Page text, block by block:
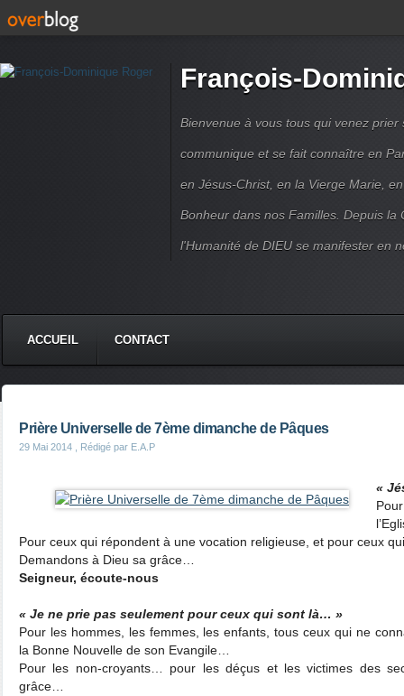
François-
Bienvenue à vous tous qui venez prier
communique et se fait connaître en
en Jésus-Christ, en la Vierge Marie,
Bonheur dans nos Familles. Depuis la
l'Humanité de DIEU se manifester en
ACCUEIL CONTACT
Prière Universelle de 7ème dimanche de Pâques
29 Mai 2014 , Rédigé par E.A.P
«
Pour ceux qui répondent à une vocation religieuse, et pour ceux
Demandons à Dieu sa grâce…
Seigneur, écoute-nous
« Je ne prie pas seulement pour ceux qui sont là… »
Pour les hommes, les femmes, les enfants, tous ceux qui ne
la Bonne Nouvelle de son Evangile…
Pour les non-croyants… pour les déçus et les victimes des
grâce…